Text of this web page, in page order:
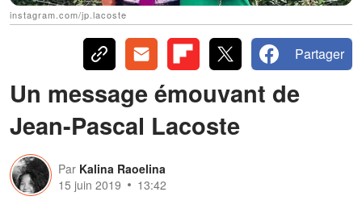
instagram.com/jp.lacoste
Partager
Un message émouvant de
Jean-Pascal Lacoste
Par Kalina Raoelina
15 juin 2019
13:42